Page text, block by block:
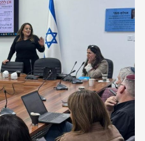
Congue
luctus, quam
mi
מסע מלחמה
השבוע